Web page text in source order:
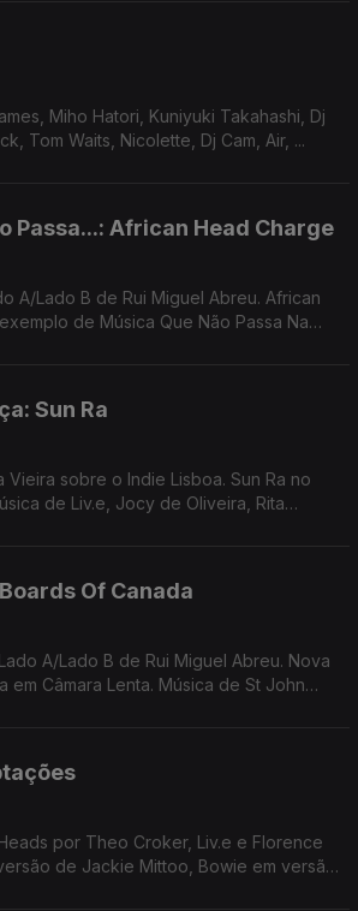
Miho Hatori, Kuniyuki Takahashi, Dj
Tom Waits, Nicolette, Dj Cam, Air, ...
Passa...: African Head Charge
A/Lado B de Rui Miguel Abreu. African
de Música Que Não Passa Na
Sun Ra
Vieira sobre o Indie Lisboa. Sun Ra no
de Liv.e, Jocy de Oliveira, Rita
Of Canada
A/Lado B de Rui Miguel Abreu. Nova
em Câmara Lenta. Música de St John
por Theo Croker, Liv.e e Florence
de Jackie Mittoo, Bowie em versão